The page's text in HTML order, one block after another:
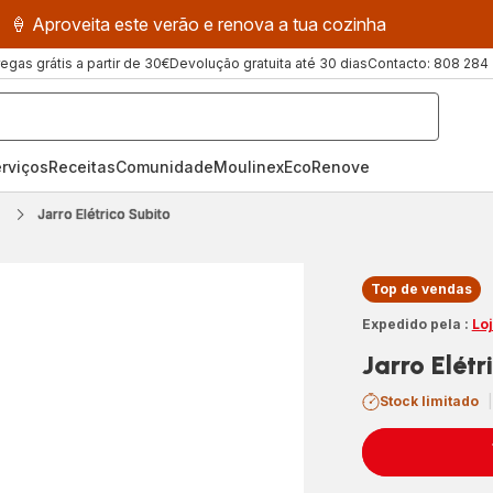
🍦 Aproveita este verão e renova a tua cozinha
grátis a partir de 30€Devolução gratuita até 30 diasContacto: 808 284
ReceitasComunidadeMoulinexEcoRenove
Jarro Elétrico Subito
Top de vendas
Expedido pela :
Jarro
Stock limitado